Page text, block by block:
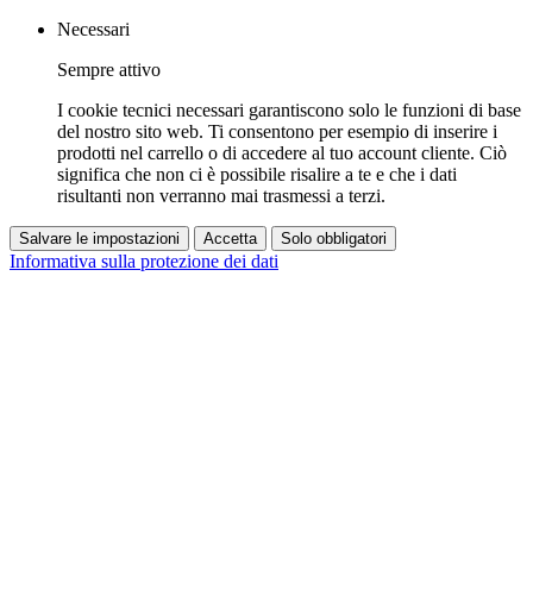
Necessari
Sempre attivo
I cookie tecnici necessari garantiscono solo le funzioni di base
del nostro sito web. Ti consentono per esempio di inserire i
prodotti nel carrello o di accedere al tuo account cliente. Ciò
significa che non ci è possibile risalire a te e che i dati
risultanti non verranno mai trasmessi a terzi.
Salvare le impostazioni Accetta Solo obbligatori
Informativa sulla protezione dei dati